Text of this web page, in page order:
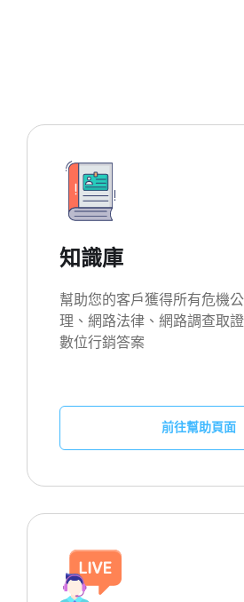
知識庫
幫助您的客戶獲得所有危機
理、網路法律、網路調查取
數位行銷答案
前往幫助頁面